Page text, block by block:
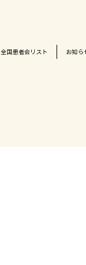
全国患者会リスト お知ら